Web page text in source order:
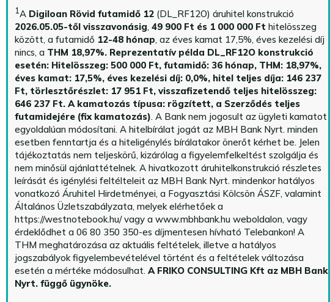
1A Digiloan Rövid futamidő 12(DL_RF12O) áruhitel konstrukció
2026.05.05-től visszavonásig, 49 900 Ft és 1 000 000 Ft hitelösszeg
között, a futamidő 12-48 hónap, az éves kamat 17,5%, éves kezelési díj
nincs, a THM 18,97%. Reprezentatív példa DL_RF12O konstrukció
esetén: Hitelösszeg: 500 000 Ft, futamidő: 36 hónap, THM: 18,97%,
éves kamat: 17,5%, éves kezelési díj: 0,0%, hitel teljes díja: 146 237
Ft, törlesztőrészlet: 17 951 Ft, visszafizetendő teljes hitelösszeg:
646 237 Ft. A kamatozás típusa: rögzített, a Szerződés teljes
futamidejére (fix kamatozás). A Bank nem jogosult az ügyleti kamatot
egyoldalúan módosítani. A hitelbírálat jogát az MBH Bank Nyrt. minden
esetben fenntartja és a hiteligénylés bírálatakor önerőt kérhet be. Jelen
tájékoztatás nem teljeskörű, kizárólag a figyelemfelkeltést szolgálja és
nem minősül ajánlattételnek. A hivatkozott áruhitelkonstrukció részletes
leírását és igénylési feltélteleit az MBH Bank Nyrt. mindenkor hatályos
vonatkozó Áruhitel Hirdetményei, a Fogyasztási Kölcsön ÁSZF, valamint
Általános Üzletszabályzata, melyek elérhetőek a
https://westnotebook.hu/vagy a www.mbhbank.hu weboldalon, vagy
érdeklődhet a 06 80 350 350-es díjmentesen hívható Telebankon! A
THM meghatározása az aktuális feltételek, illetve a hatályos
jogszabályok figyelembevételével történt és a feltételek változása
esetén a mértéke módosulhat. A FRIKO CONSULTING Kft az MBH Bank
Nyrt. függő ügynöke.